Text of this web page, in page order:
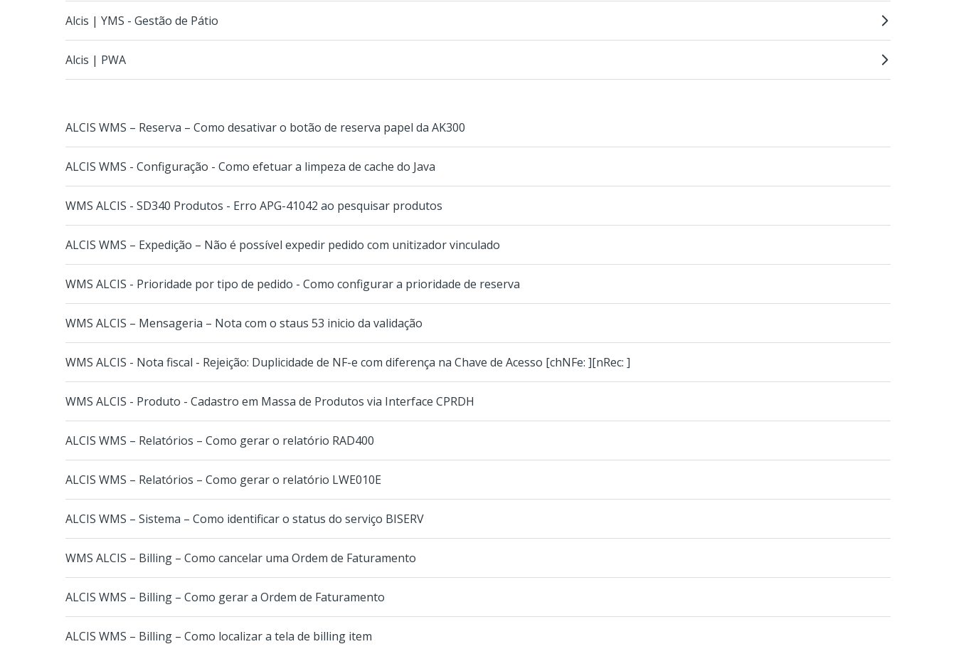
Alcis | YMS - Gestão de Pátio
Alcis | PWA
ALCIS WMS – Reserva – Como desativar o botão de reserva papel da AK300
ALCIS WMS - Configuração - Como efetuar a limpeza de cache do Java
WMS ALCIS - SD340 Produtos - Erro APG-41042 ao pesquisar produtos
ALCIS WMS – Expedição – Não é possível expedir pedido com unitizador vinculado
WMS ALCIS - Prioridade por tipo de pedido - Como configurar a prioridade de reserva
WMS ALCIS – Mensageria – Nota com o staus 53 inicio da validação
WMS ALCIS - Nota fiscal - Rejeição: Duplicidade de NF-e com diferença na Chave de Acesso [chNFe: ][nRec: ]
WMS ALCIS - Produto - Cadastro em Massa de Produtos via Interface CPRDH
ALCIS WMS – Relatórios – Como gerar o relatório RAD400
ALCIS WMS – Relatórios – Como gerar o relatório LWE010E
ALCIS WMS – Sistema – Como identificar o status do serviço BISERV
WMS ALCIS – Billing – Como cancelar uma Ordem de Faturamento
ALCIS WMS – Billing – Como gerar a Ordem de Faturamento
ALCIS WMS – Billing – Como localizar a tela de billing item